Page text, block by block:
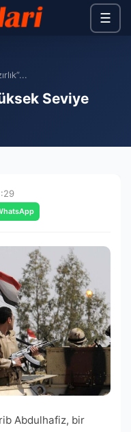
☰
Seviye
Abdulhafiz, bir